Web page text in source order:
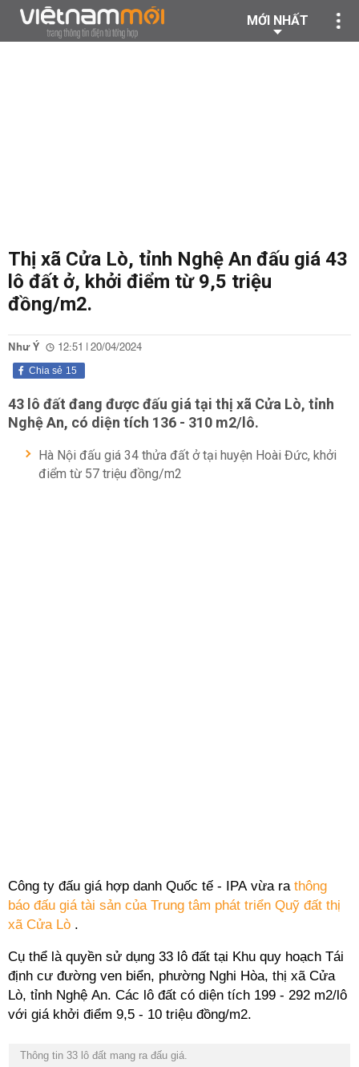
MỚI NHẤT
Thị xã Cửa Lò, tỉnh Nghệ An đấu giá 43
lô đất ở, khởi điểm từ 9,5 triệu
đồng/m2.
Như Ý 12:51 | 20/04/2024
15
Chia sẻ
43 lô đất đang được đấu giá tại thị xã Cửa Lò, tỉnh
Nghệ An, có diện tích 136 - 310 m2/lô.
Hà Nội đấu giá 34 thửa đất ở tại huyện Hoài Đức, khởi
điểm từ 57 triệu đồng/m2
Công ty đấu giá hợp danh Quốc tế - IPA vừa ra thông
báo đấu giá tài sản của Trung tâm phát triển Quỹ đất thị
xã Cửa Lò .
Cụ thể là quyền sử dụng 33 lô đất tại Khu quy hoạch Tái
định cư đường ven biển, phường Nghi Hòa, thị xã Cửa
Lò, tỉnh Nghệ An. Các lô đất có diện tích 199 - 292 m2/lô
với giá khởi điểm 9,5 - 10 triệu đồng/m2.
Thông tin 33 lô đất mang ra đấu giá.